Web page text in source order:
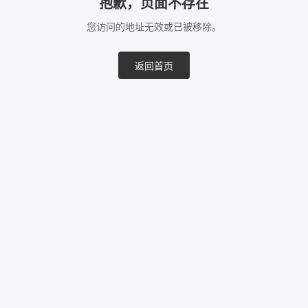
抱歉，页面不存在
您访问的地址无效或已被移除。
返回首页